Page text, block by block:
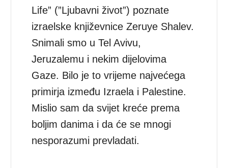
Life” (”Ljubavni život”) poznate
izraelske književnice Zeruye Shalev.
Snimali smo u Tel Avivu,
Jeruzalemu i nekim dijelovima
Gaze. Bilo je to vrijeme najvećega
primirja između Izraela i Palestine.
Mislio sam da svijet kreće prema
boljim danima i da će se mnogi
nesporazumi prevladati.